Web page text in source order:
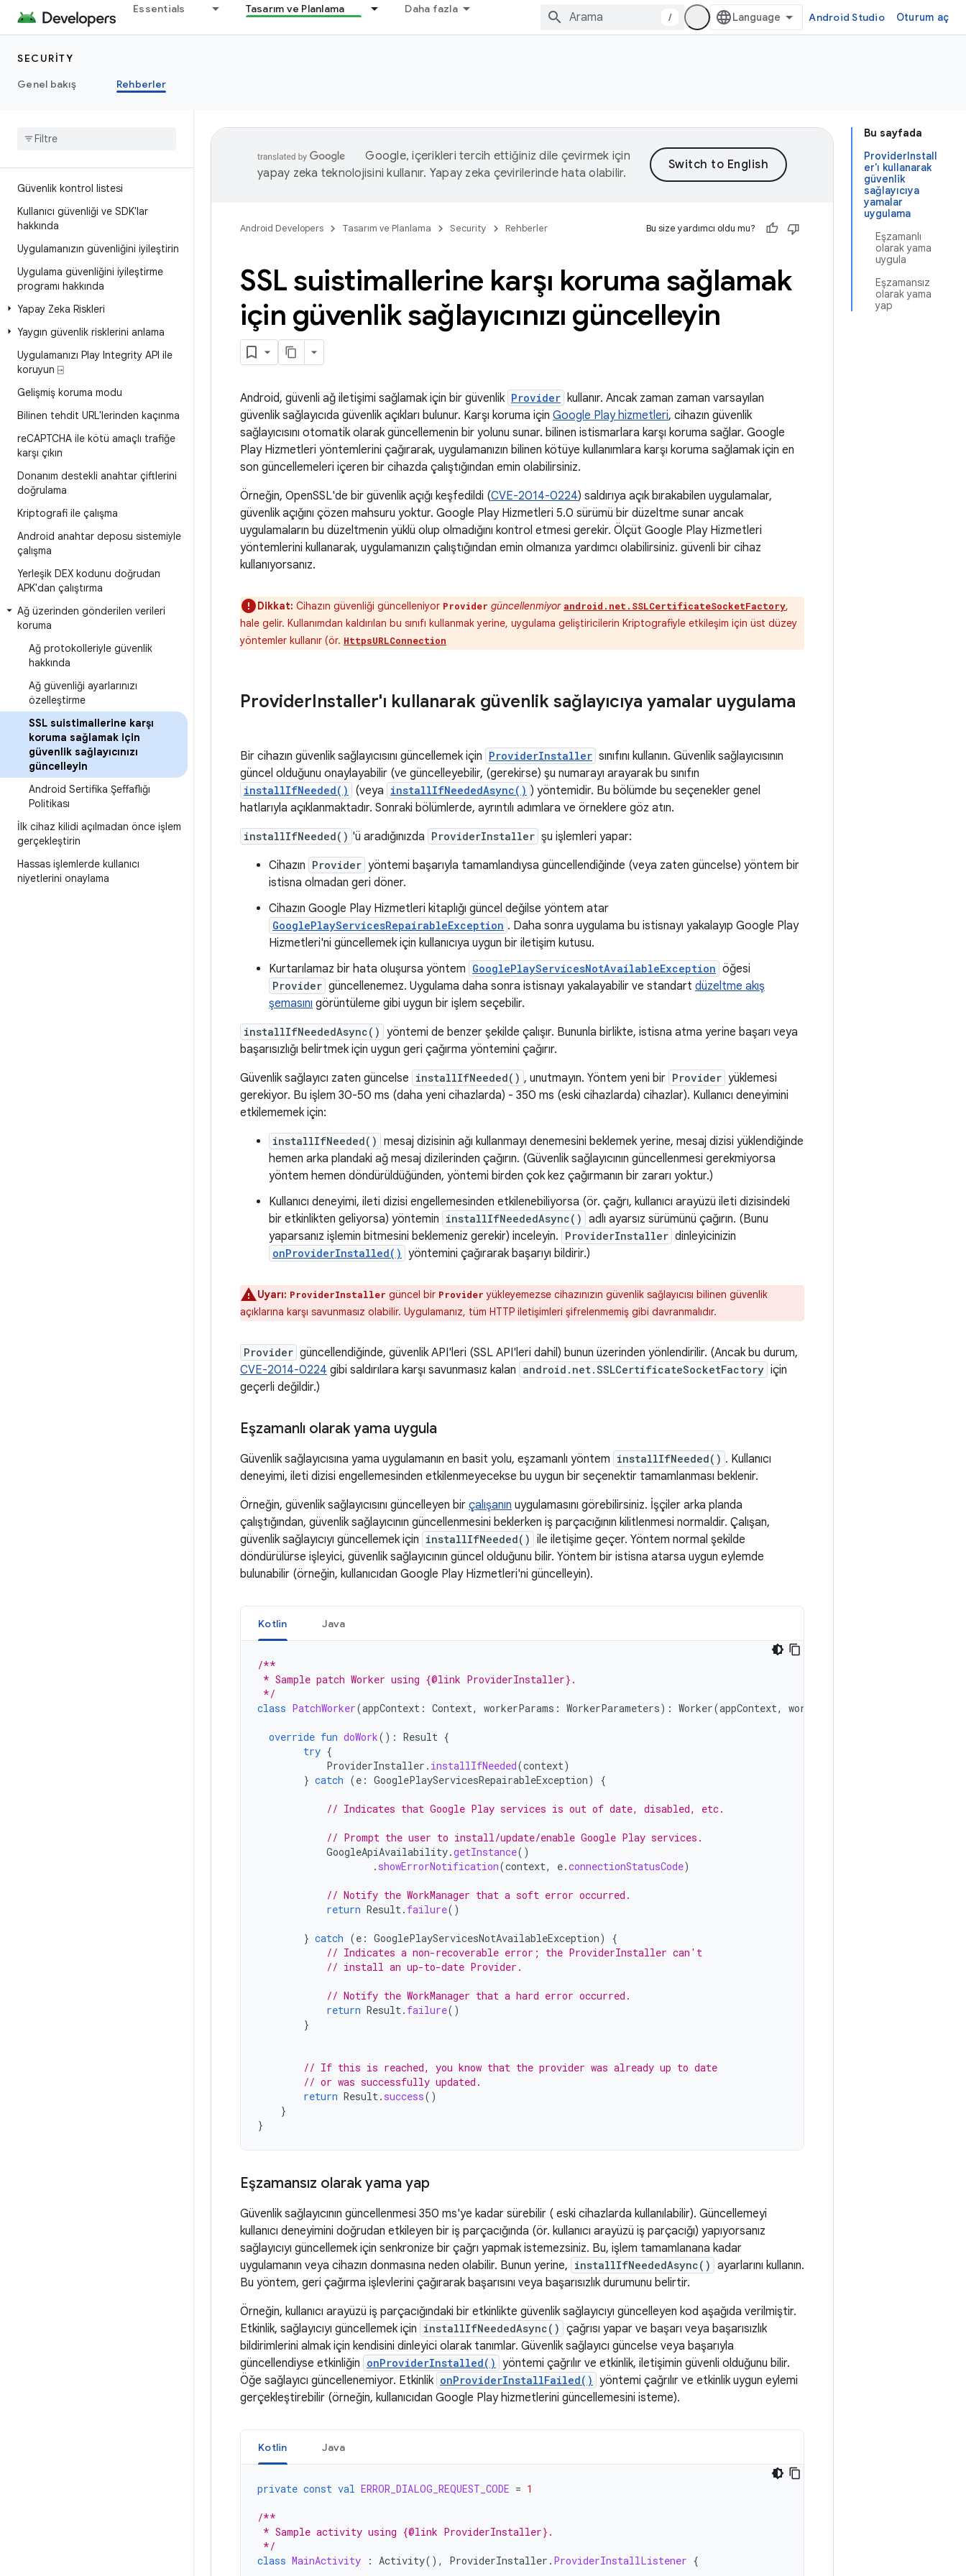
Essentials Tasarım ve Planlama Daha fazla
/ Android Studio Oturum aç
SECURITY
Genel bakış
Rehberler
Güvenlik kontrol listesi
Kullanıcı güvenliği ve SDK'lar
hakkında
Uygulamanızın güvenliğini iyileştirin
Uygulama güvenliğini iyileştirme
programı hakkında
Yapay Zeka Riskleri
Yaygın güvenlik risklerini anlama
Uygulamanızı Play Integrity API ile
koruyun ⍈
Gelişmiş koruma modu
Bilinen tehdit URL'lerinden kaçınma
reCAPTCHA ile kötü amaçlı trafiğe
karşı çıkın
Donanım destekli anahtar çiftlerini
doğrulama
Kriptografi ile çalışma
Android anahtar deposu sistemiyle
çalışma
Yerleşik DEX kodunu doğrudan
APK'dan çalıştırma
Ağ üzerinden gönderilen verileri
koruma
Ağ protokolleriyle güvenlik
hakkında
Ağ güvenliği ayarlarınızı
özelleştirme
SSL suistimallerine karşı
koruma sağlamak için
güvenlik sağlayıcınızı
güncelleyin
Android Sertifika Şeffaflığı
Politikası
İlk cihaz kilidi açılmadan önce işlem
gerçekleştirin
Hassas işlemlerde kullanıcı
niyetlerini onaylama
Bu sayfada
ProviderInstall
er'ı kullanarak
güvenlik
sağlayıcıya
yamalar
uygulama
Eşzamanlı
olarak yama
uygula
Eşzamansız
olarak yama
yap
Google, içerikleri tercih ettiğiniz dile çevirmek için
yapay zeka teknolojisini kullanır. Yapay zeka çevirilerinde hata olabilir.
Android Developers Tasarım ve Planlama Security Rehberler Bu size yardımcı oldu mu?
SSL suistimallerine karşı koruma sağlamak
için güvenlik sağlayıcınızı güncelleyin
Android, güvenli ağ iletişimi sağlamak için bir güvenlik Provider kullanır. Ancak zaman zaman varsayılan
güvenlik sağlayıcıda güvenlik açıkları bulunur. Karşı koruma için Google Play hizmetleri, cihazın güvenlik
sağlayıcısını otomatik olarak güncellemenin bir yolunu sunar. bilinen istismarlara karşı koruma sağlar. Google
Play Hizmetleri yöntemlerini çağırarak, uygulamanızın bilinen kötüye kullanımlara karşı koruma sağlamak için en
son güncellemeleri içeren bir cihazda çalıştığından emin olabilirsiniz.
Örneğin, OpenSSL'de bir güvenlik açığı keşfedildi (CVE-2014-0224) saldırıya açık bırakabilen uygulamalar,
güvenlik açığını çözen mahsuru yoktur. Google Play Hizmetleri 5.0 sürümü bir düzeltme sunar ancak
uygulamaların bu düzeltmenin yüklü olup olmadığını kontrol etmesi gerekir. Ölçüt Google Play Hizmetleri
yöntemlerini kullanarak, uygulamanızın çalıştığından emin olmanıza yardımcı olabilirsiniz. güvenli bir cihaz
kullanıyorsanız.
Dikkat: Cihazın güvenliği güncelleniyor Provider güncellenmiyor android.net.SSLCertificateSocketFactory,
hale gelir. Kullanımdan kaldırılan bu sınıfı kullanmak yerine, uygulama geliştiricilerin Kriptografiyle etkileşim için üst düzey
yöntemler kullanır (ör. HttpsURLConnection
ProviderInstaller'ı kullanarak güvenlik sağlayıcıya yamalar uygulama
Bir cihazın güvenlik sağlayıcısını güncellemek için ProviderInstaller sınıfını kullanın. Güvenlik sağlayıcısının
güncel olduğunu onaylayabilir (ve güncelleyebilir, (gerekirse) şu numarayı arayarak bu sınıfın
installIfNeeded() (veya installIfNeededAsync() ) yöntemidir. Bu bölümde bu seçenekler genel
hatlarıyla açıklanmaktadır. Sonraki bölümlerde, ayrıntılı adımlara ve örneklere göz atın.
installIfNeeded() 'ü aradığınızda ProviderInstaller şu işlemleri yapar:
Cihazın Provider yöntemi başarıyla tamamlandıysa güncellendiğinde (veya zaten güncelse) yöntem bir
istisna olmadan geri döner.
Cihazın Google Play Hizmetleri kitaplığı güncel değilse yöntem atar
GooglePlayServicesRepairableException . Daha sonra uygulama bu istisnayı yakalayıp Google Play
Hizmetleri'ni güncellemek için kullanıcıya uygun bir iletişim kutusu.
Kurtarılamaz bir hata oluşursa yöntem GooglePlayServicesNotAvailableException öğesi
Provider güncellenemez. Uygulama daha sonra istisnayı yakalayabilir ve standart düzeltme akış
şemasını görüntüleme gibi uygun bir işlem seçebilir.
installIfNeededAsync() yöntemi de benzer şekilde çalışır. Bununla birlikte, istisna atma yerine başarı veya
başarısızlığı belirtmek için uygun geri çağırma yöntemini çağırır.
Güvenlik sağlayıcı zaten güncelse installIfNeeded() , unutmayın. Yöntem yeni bir Provider yüklemesi
gerekiyor. Bu işlem 30-50 ms (daha yeni cihazlarda) - 350 ms (eski cihazlarda) cihazlar). Kullanıcı deneyimini
etkilememek için:
installIfNeeded() mesaj dizisinin ağı kullanmayı denemesini beklemek yerine, mesaj dizisi yüklendiğinde
hemen arka plandaki ağ mesaj dizilerinden çağırın. (Güvenlik sağlayıcının güncellenmesi gerekmiyorsa
yöntem hemen döndürüldüğünden, yöntemi birden çok kez çağırmanın bir zararı yoktur.)
Kullanıcı deneyimi, ileti dizisi engellemesinden etkilenebiliyorsa (ör. çağrı, kullanıcı arayüzü ileti dizisindeki
bir etkinlikten geliyorsa) yöntemin installIfNeededAsync() adlı ayarsız sürümünü çağırın. (Bunu
yaparsanız işlemin bitmesini beklemeniz gerekir) inceleyin. ProviderInstaller dinleyicinizin
onProviderInstalled() yöntemini çağırarak başarıyı bildirir.)
Uyarı: ProviderInstaller güncel bir Provider yükleyemezse cihazınızın güvenlik sağlayıcısı bilinen güvenlik
açıklarına karşı savunmasız olabilir. Uygulamanız, tüm HTTP iletişimleri şifrelenmemiş gibi davranmalıdır.
Provider güncellendiğinde, güvenlik API'leri (SSL API'leri dahil) bunun üzerinden yönlendirilir. (Ancak bu durum,
CVE-2014-0224 gibi saldırılara karşı savunmasız kalan android.net.SSLCertificateSocketFactory için
geçerli değildir.)
Eşzamanlı olarak yama uygula
Güvenlik sağlayıcısına yama uygulamanın en basit yolu, eşzamanlı yöntem installIfNeeded() . Kullanıcı
deneyimi, ileti dizisi engellemesinden etkilenmeyecekse bu uygun bir seçenektir tamamlanması beklenir.
Örneğin, güvenlik sağlayıcısını güncelleyen bir çalışanın uygulamasını görebilirsiniz. İşçiler arka planda
çalıştığından, güvenlik sağlayıcının güncellenmesini beklerken iş parçacığının kilitlenmesi normaldir. Çalışan,
güvenlik sağlayıcıyı güncellemek için installIfNeeded() ile iletişime geçer. Yöntem normal şekilde
döndürülürse işleyici, güvenlik sağlayıcının güncel olduğunu bilir. Yöntem bir istisna atarsa uygun eylemde
bulunabilir (örneğin, kullanıcıdan Google Play Hizmetleri'ni güncelleyin).
Kotlin Java
/**
* Sample patch Worker using {@link ProviderInstaller}.
*/
class PatchWorker(appContext : Context, workerParams : WorkerParameters): Worker(appContext, workerParams
override fun doWork(): Result {
try {
ProviderInstaller . installIfNeeded(context)
} catch (e : GooglePlayServicesRepairableException) {
// Indicates that Google Play services is out of date, disabled, etc.
// Prompt the user to install/update/enable Google Play services.
GoogleApiAvailability.getInstance()
. showErrorNotification(context, e.connectionStatusCode)
// Notify the WorkManager that a soft error occurred.
return Result. failure()
} catch (e : GooglePlayServicesNotAvailableException)
{
// Indicates a non-recoverable error; the ProviderInstaller can't
// install an up-to-date Provider.
// Notify the WorkManager that a hard error occurred.
return Result. failure()
}
// If this is reached, you know that the provider was already up to date
// or was successfully updated.
return Result. success()
}
}
Eşzamansız olarak yama yap
Güvenlik sağlayıcının güncellenmesi 350 ms'ye kadar sürebilir ( eski cihazlarda kullanılabilir). Güncellemeyi
kullanıcı deneyimini doğrudan etkileyen bir iş parçacığında (ör. kullanıcı arayüzü iş parçacığı) yapıyorsanız
sağlayıcıyı güncellemek için senkronize bir çağrı yapmak istemezsiniz. Bu, işlem tamamlanana kadar
uygulamanın veya cihazın donmasına neden olabilir. Bunun yerine, installIfNeededAsync() ayarlarını kullanın.
Bu yöntem, geri çağırma işlevlerini çağırarak başarısını veya başarısızlık durumunu belirtir.
Örneğin, kullanıcı arayüzü iş parçacığındaki bir etkinlikte güvenlik sağlayıcıyı güncelleyen kod aşağıda verilmiştir.
Etkinlik, sağlayıcıyı güncellemek için installIfNeededAsync() çağrısı yapar ve başarı veya başarısızlık
bildirimlerini almak için kendisini dinleyici olarak tanımlar. Güvenlik sağlayıcı güncelse veya başarıyla
güncellendiyse etkinliğin onProviderInstalled() yöntemi çağrılır ve etkinlik, iletişimin güvenli olduğunu bilir.
Öğe sağlayıcı güncellenemiyor. Etkinlik onProviderInstallFailed() yöntemi çağrılır ve etkinlik uygun eylemi
gerçekleştirebilir (örneğin, kullanıcıdan Google Play hizmetlerini güncellemesini isteme).
Kotlin Java
private const val ERROR_DIALOG_REQUEST_CODE = 1
/**
* Sample activity using {@link ProviderInstaller}.
*/
class MainActivity : Activity(), ProviderInstaller . ProviderInstallListener {